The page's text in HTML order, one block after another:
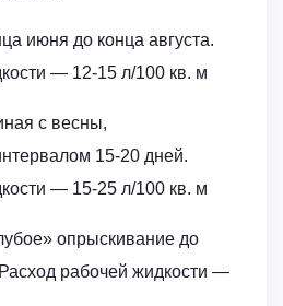
июня до конца августа.
― 12-15 л/100 кв. м
с весны,
15-20 дней.
― 15-25 л/100 кв. м
опрыскивание до
рабочей жидкости ―